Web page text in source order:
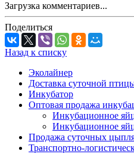
Загрузка комментариев...
Поделиться
Назад к списку
Эколайнер
Доставка суточной
Инкубатор
Оптовая продажа
Инкубационное
Инкубационное
Продажа суточных
Транспортно-